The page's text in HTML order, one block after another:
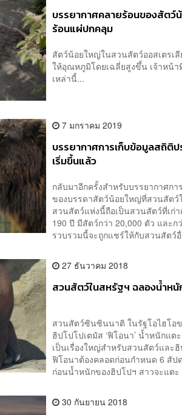
บรรยากาศคลายร้อนของสัตว์
ร้อนแผ่ปกคลุม
สัตว์น้อยใหญ่ในสวนสัตว์ออสเตรเ
ให้อุณหภูมิโดยเฉลี่ยสูงขึ้น เจ้าหน้
เหล่านี้...
7 มกราคม 2019
บรรยากาศการเก็บข้อมูลสถิติ
เริ่มขึ้นแล้ว
กลับมาอีกครั้งสำหรับบรรยากาศก
ของบรรดาสัตว์น้อยใหญ่ที่สวนสัตว์
สวนสัตว์แห่งนี้ถือเป็นสวนสัตว์ที่เก่
190 ปี มีสัตว์กว่า 20,000 ตัว และ
รวบรวมนี้จะถูกแชร์ให้กับสวนสัตว์
27 ธันวาคม 2018
สวนสัตว์ในสหรัฐฯ ฉลองน้ำหนั
สวนสัตว์ซินซินนาติ ในรัฐโอไฮโอ
ฮิปโปโปเตมัส ‘ฟิโอนา’ น้ำหนักแ
เป็นเรื่องใหญ่สำหรับสวนสัตว์และ
ฟิโอนาต้องคลอดก่อนกำหนด 6 สั
ก่อนน้ำหนักของฮิปโปฯ สาวจะแตะ
30 กันยายน 2018